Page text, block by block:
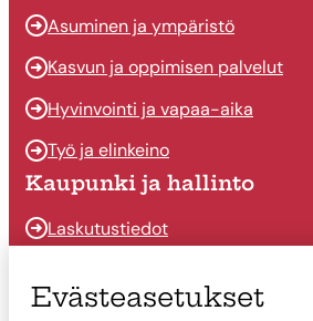
Asuminen ja ympäristö
Kasvun ja oppimisen palvelut
Hyvinvointi ja vapaa-aika
Työ ja elinkeino
Kaupunki ja hallinto
Laskutustiedot
Päätöksenteko
Evästeasetukset